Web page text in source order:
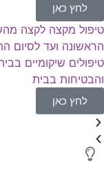
לחץ כאן
טיפול מקצה לקצה
הראשונה ועד לסיום
טיפולים שיקומיים
והבטיחות בבית
לחץ כאן